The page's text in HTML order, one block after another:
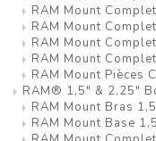
RAM Mount
RAM Mount
RAM Mount
RAM Mount
RAM Mount Pièces
RAM® 1,5" & 2,25"
RAM Mount Bras
RAM Mount Base